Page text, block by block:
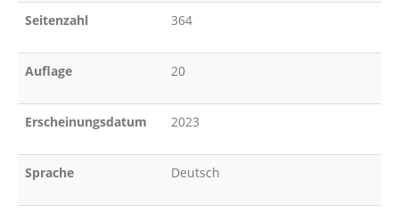
Seitenzahl 364
Auflage 20
Erscheinungsdatum 2023
Sprache Deutsch